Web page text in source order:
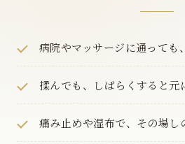
病院やマッサージに通っても
揉んでも、しばらくすると元
痛み止めや湿布で、その場し